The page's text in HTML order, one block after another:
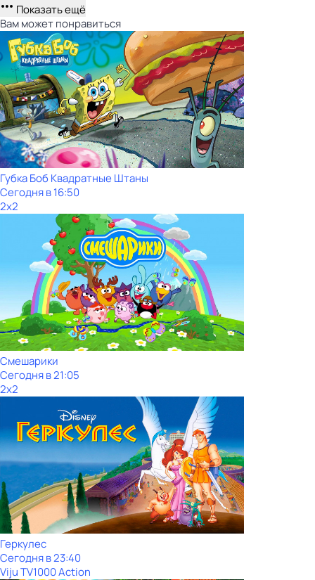
Показать ещё
Вам может понравиться
Губка Боб Квадратные Штаны
Сегодня в 16:50
2x2
Смешарики
Сегодня в 21:05
2x2
Геркулес
Сегодня в 23:40
Viju TV1000 Action